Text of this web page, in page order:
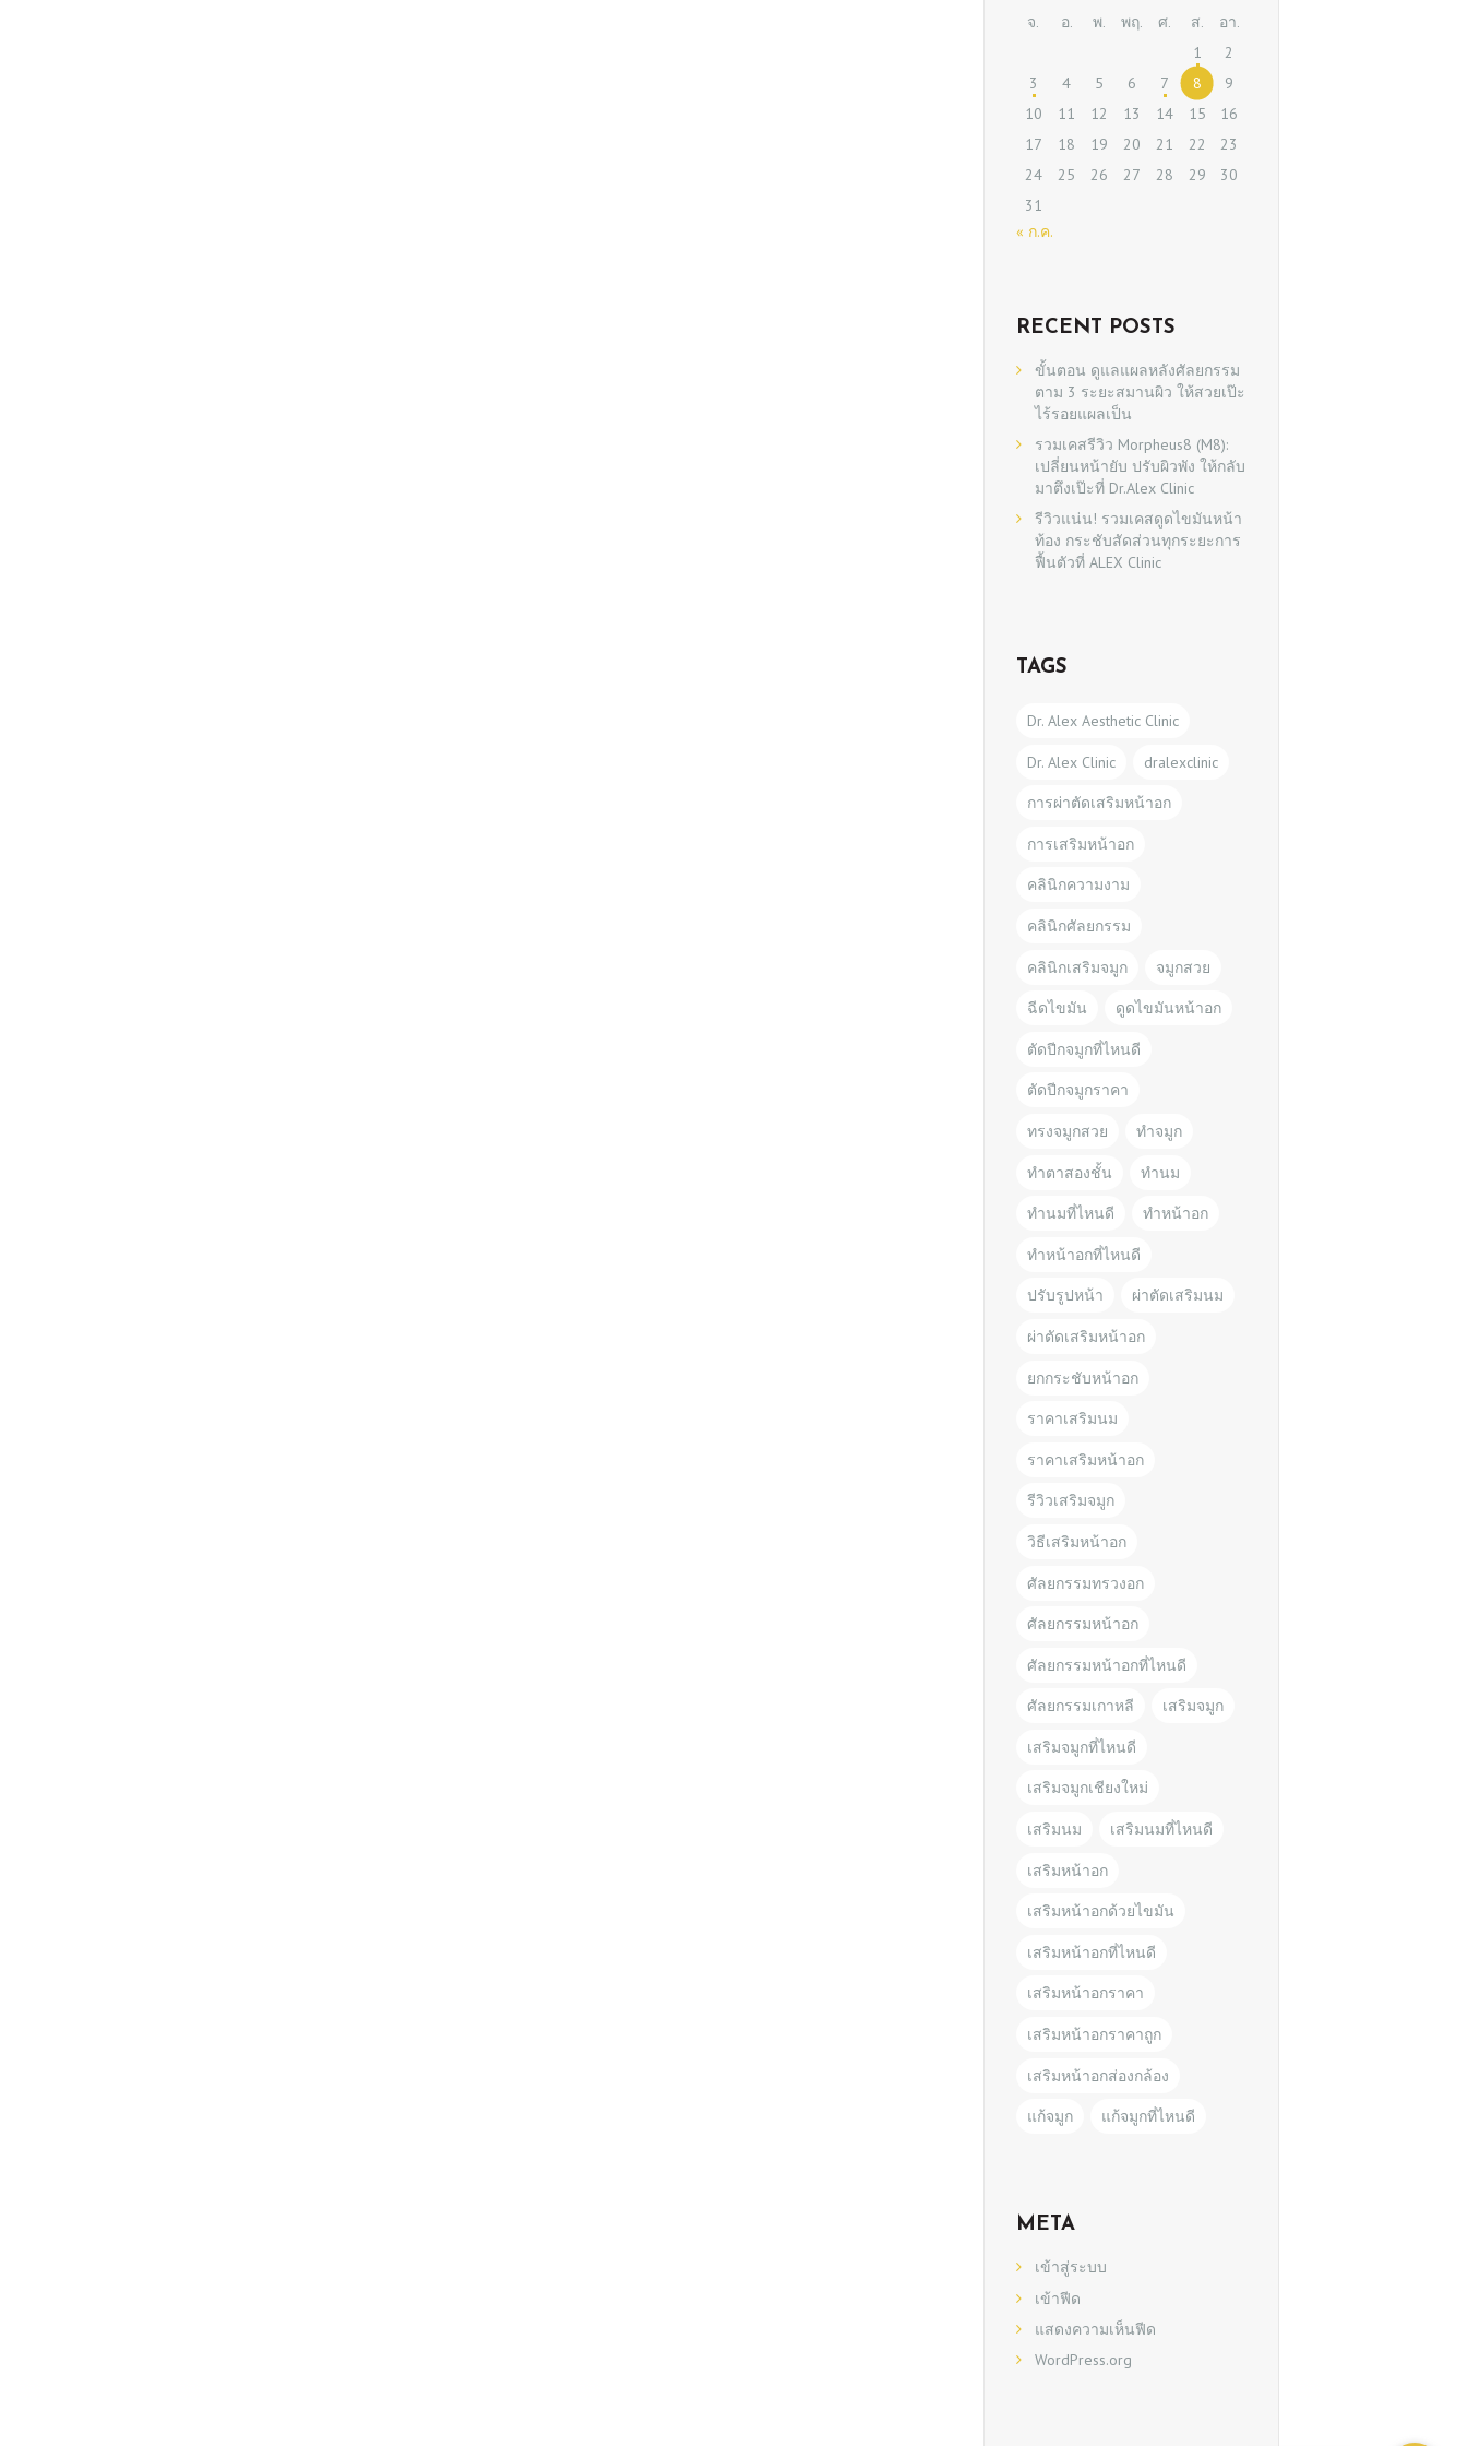
จ.
อ. พ. พฤ. ศ. ส. อา.
1
2
3
4 5 6 7 8
9
10
11 12 13 14 15
16
17
18 19 20 21 22
23
24
25 26 27 28 29
30
31
« ก.ค.
RECENT POSTS
ขั้นตอน ดูแลแผลหลังศัลยกรรม
ตาม 3 ระยะสมานผิว ให้สวยเป๊ะ
ไร้รอยแผลเป็น
รวมเคสรีวิว Morpheus8 (M8):
เปลี่ยนหน้ายับ ปรับผิวพัง ให้กลับ
มาตึงเป๊ะที่ Dr.Alex Clinic
รีวิวแน่น! รวมเคสดูดไขมันหน้า
ท้อง กระชับสัดส่วนทุกระยะการ
ฟื้นตัวที่ ALEX Clinic
TAGS
Dr. Alex Aesthetic Clinic
Dr. Alex Clinic dralexclinic
การผ่าตัดเสริมหน้าอก
การเสริมหน้าอก
คลินิกความงาม
คลินิกศัลยกรรม
คลินิกเสริมจมูก จมูกสวย
ฉีดไขมัน ดูดไขมันหน้าอก
ตัดปีกจมูกที่ไหนดี
ตัดปีกจมูกราคา
ทรงจมูกสวย ทำจมูก
ทำตาสองชั้น ทำนม
ทำนมที่ไหนดี ทำหน้าอก
ทำหน้าอกที่ไหนดี
ปรับรูปหน้า ผ่าตัดเสริมนม
ผ่าตัดเสริมหน้าอก
ยกกระชับหน้าอก
ราคาเสริมนม
ราคาเสริมหน้าอก
รีวิวเสริมจมูก
วิธีเสริมหน้าอก
ศัลยกรรมทรวงอก
ศัลยกรรมหน้าอก
ศัลยกรรมหน้าอกที่ไหนดี
ศัลยกรรมเกาหลี เสริมจมูก
เสริมจมูกที่ไหนดี
เสริมจมูกเชียงใหม่
เสริมนม เสริมนมที่ไหนดี
เสริมหน้าอก
เสริมหน้าอกด้วยไขมัน
เสริมหน้าอกที่ไหนดี
เสริมหน้าอกราคา
เสริมหน้าอกราคาถูก
เสริมหน้าอกส่องกล้อง
แก้จมูก แก้จมูกที่ไหนดี
META
เข้าสู่ระบบ
เข้าฟีด
แสดงความเห็นฟีด
WordPress.org